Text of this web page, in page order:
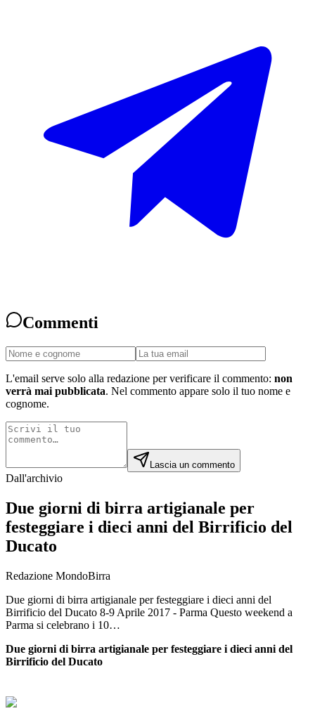
Commenti
L'email serve solo alla redazione per verificare il commento: non
verrà mai pubblicata. Nel commento appare solo il tuo nome e
cognome.
Lascia un commento
Dall'archivio
Due giorni di birra artigianale per
festeggiare i dieci anni del Birrificio del
Ducato
Redazione MondoBirra
Due giorni di birra artigianale per festeggiare i dieci anni del
Birrificio del Ducato 8-9 Aprile 2017 - Parma Questo weekend a
Parma si celebrano i 10…
Due giorni di birra artigianale per festeggiare i dieci anni del
Birrificio del Ducato